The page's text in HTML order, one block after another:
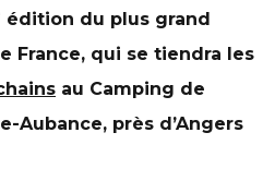
édition du plus grand
France, qui se tiendra les
au Camping de
Aubance, près d’Angers